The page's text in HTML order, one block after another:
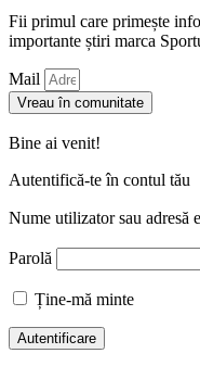
Fii primul care primește
importante știri marca
Mail
Vreau în comunitate
Bine ai venit!
Autentifică-te în contul tău
Nume utilizator sau adresă
Parolă
Ține-mă minte